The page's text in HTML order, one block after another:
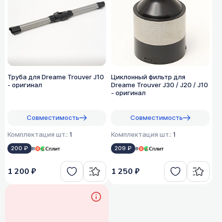
Труба для Dreame Trouver J10
- оригинал
Совместимость
Комплектация шт.: 1
200 ₽ в
1 200 ₽
Циклонный фильтр для
Dreame Trouver J30 / J20 / J10
- оригинал
Совместимость
Комплектация шт.: 1
209 ₽ в
1 250 ₽